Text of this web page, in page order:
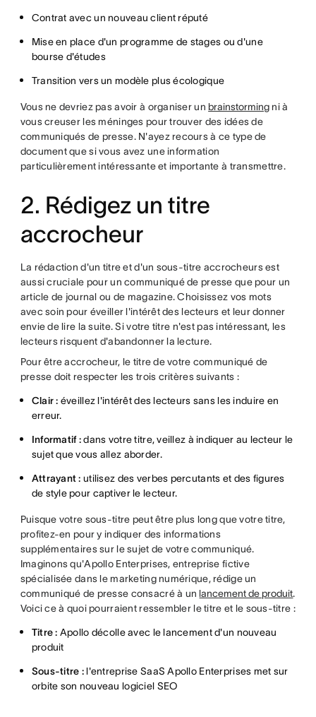
Contrat avec un nouveau client réputé
Mise en place d'un programme de stages ou d'une
bourse d'études
Transition vers un modèle plus écologique
Vous ne devriez pas avoir à organiser un brainstorming ni à
vous creuser les méninges pour trouver des idées de
communiqués de presse. N'ayez recours à ce type de
document que si vous avez une information
particulièrement intéressante et importante à transmettre.
2. Rédigez un titre
accrocheur
La rédaction d'un titre et d'un sous-titre accrocheurs est
aussi cruciale pour un communiqué de presse que pour un
article de journal ou de magazine. Choisissez vos mots
avec soin pour éveiller l'intérêt des lecteurs et leur donner
envie de lire la suite. Si votre titre n'est pas intéressant, les
lecteurs risquent d'abandonner la lecture.
Pour être accrocheur, le titre de votre communiqué de
presse doit respecter les trois critères suivants :
Clair : éveillez l'intérêt des lecteurs sans les induire en
erreur.
Informatif :dans votre titre, veillez à indiquer au lecteur le
sujet que vous allez aborder.
Attrayant : utilisez des verbes percutants et des figures
de style pour captiver le lecteur.
Puisque votre sous-titre peut être plus long que votre titre,
profitez-en pour y indiquer des informations
supplémentaires sur le sujet de votre communiqué.
Imaginons qu'Apollo Enterprises, entreprise fictive
spécialisée dans le marketing numérique, rédige un
communiqué de presse consacré à un lancement de produit.
Voici ce à quoi pourraient ressembler le titre et le sous-titre :
Titre : Apollo décolle avec le lancement d'un nouveau
produit
Sous-titre :l'entreprise SaaS Apollo Enterprises met sur
orbite son nouveau logiciel SEO